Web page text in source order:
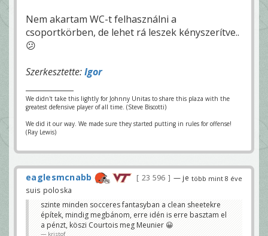
Nem akartam WC-t felhasználni a
csoportkörben, de lehet rá leszek kényszerítve..
😕
Szerkesztette:Igor
We didn't take this lightly for Johnny Unitas to share this plaza with the
greatest defensive player of all time. (Steve Biscotti)
We did it our way. We made sure they started putting in rules for offense!
(Ray Lewis)
több mint 8 éve
eaglesmcnabb 23 596
— je
suis poloska
szinte minden socceres fantasyban a clean sheetekre
építek, mindig megbánom, erre idén is erre basztam el
a pénzt, köszi Courtois meg Meunier 😀
kristof